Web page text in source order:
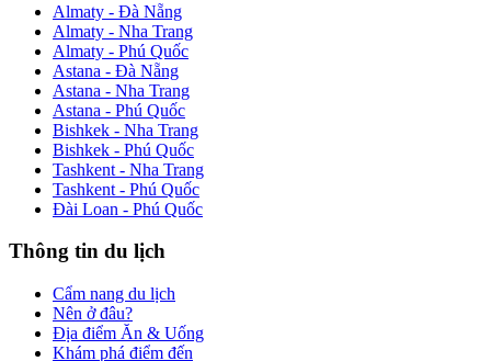
Almaty - Đà Nẵng
Almaty - Nha Trang
Almaty - Phú Quốc
Astana - Đà Nẵng
Astana - Nha Trang
Astana - Phú Quốc
Bishkek - Nha Trang
Bishkek - Phú Quốc
Tashkent - Nha Trang
Tashkent - Phú Quốc
Đài Loan - Phú Quốc
Thông tin du lịch
Cẩm nang du lịch
Nên ở đâu?
Địa điểm Ăn & Uống
Khám phá điểm đến